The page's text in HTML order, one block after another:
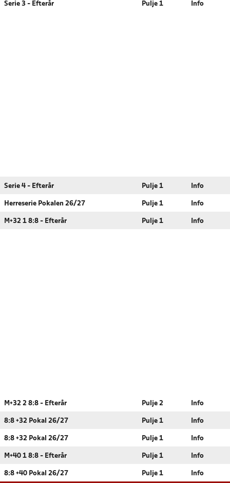
Serie 3 - Efterår Pulje 1 Info
Serie 4 - Efterår Pulje 1 Info
Herreserie Pokalen 26/27 Pulje 1 Info
M+32 1 8:8 - Efterår Pulje 1 Info
M+32 2 8:8 - Efterår Pulje 2 Info
8:8 +32 Pokal 26/27 Pulje 1 Info
8:8 +32 Pokal 26/27 Pulje 1 Info
M+40 1 8:8 - Efterår Pulje 1 Info
8:8 +40 Pokal 26/27 Pulje 1 Info